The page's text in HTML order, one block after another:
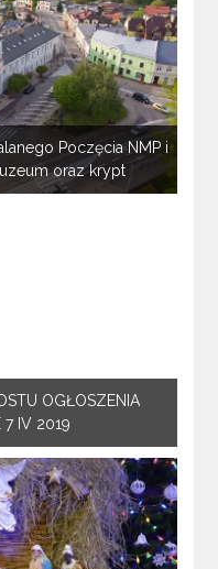
Poczęcia NMP i
oraz krypt
OGŁOSZENIA
7 IV 2019